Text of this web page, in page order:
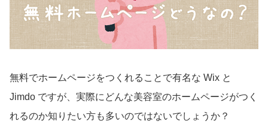
無料でホームページをつくれることで有名な Wix と
Jimdo ですが、実際にどんな美容室のホームページがつく
れるのか知りたい方も多いのではないでしょうか？